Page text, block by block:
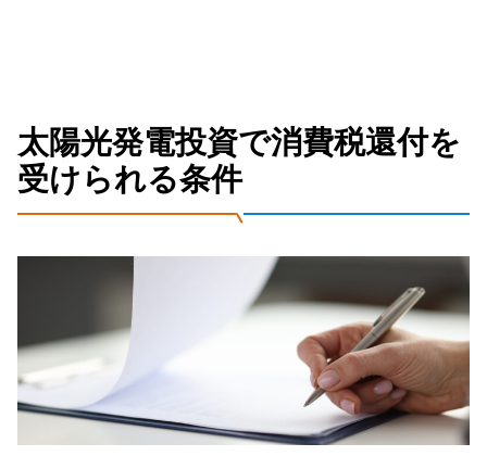
太陽光発電投資で消費税還付を
受けられる条件